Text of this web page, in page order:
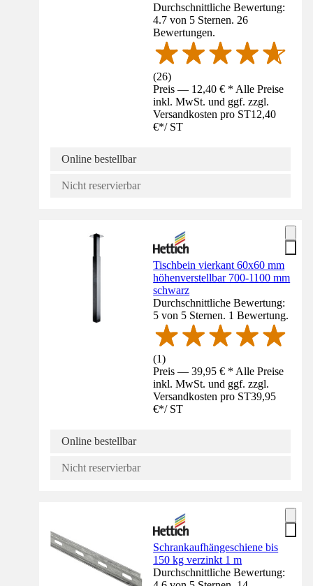
Durchschnittliche Bewertung:
4.7 von 5 Sternen. 26
Bewertungen.
(26)
Preis — 12,40 € * Alle Preise
inkl. MwSt. und ggf. zzgl.
Versandkosten pro ST12,40
€*/ ST
Online bestellbar
Nicht reservierbar
Tischbein vierkant 60x60 mm
höhenverstellbar 700-1100 mm
schwarz
Durchschnittliche Bewertung:
5 von 5 Sternen. 1 Bewertung.
(1)
Preis — 39,95 € * Alle Preise
inkl. MwSt. und ggf. zzgl.
Versandkosten pro ST39,95
€*/ ST
Online bestellbar
Nicht reservierbar
Schrankaufhängeschiene bis
150 kg verzinkt 1 m
Durchschnittliche Bewertung: